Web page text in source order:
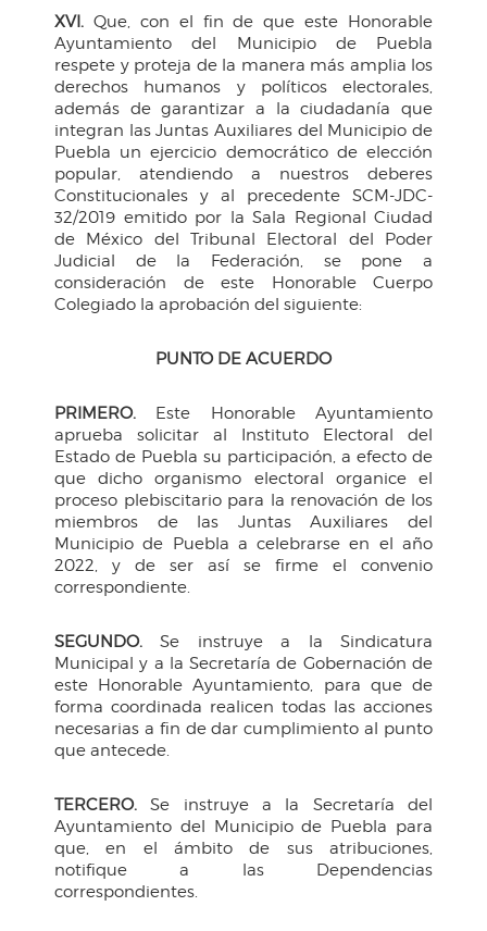
XVI. Que, con el fin de que este Honorable
Ayuntamiento del Municipio de Puebla
respete y proteja de la manera más amplia los
derechos humanos y políticos electorales,
además de garantizar a la ciudadanía que
integran las Juntas Auxiliares del Municipio de
Puebla un ejercicio democrático de elección
popular, atendiendo a nuestros deberes
Constitucionales y al precedente SCM-JDC-
32/2019 emitido por la Sala Regional Ciudad
de México del Tribunal Electoral del Poder
Judicial de la Federación, se pone a
consideración de este Honorable Cuerpo
Colegiado la aprobación del siguiente:
PUNTO DE ACUERDO
PRIMERO. Este Honorable Ayuntamiento
aprueba solicitar al Instituto Electoral del
Estado de Puebla su participación, a efecto de
que dicho organismo electoral organice el
proceso plebiscitario para la renovación de los
miembros de las Juntas Auxiliares del
Municipio de Puebla a celebrarse en el año
2022, y de ser así se firme el convenio
correspondiente.
SEGUNDO. Se instruye a la Sindicatura
Municipal y a la Secretaría de Gobernación de
este Honorable Ayuntamiento, para que de
forma coordinada realicen todas las acciones
necesarias a fin de dar cumplimiento al punto
que antecede.
TERCERO. Se instruye a la Secretaría del
Ayuntamiento del Municipio de Puebla para
que, en el ámbito de sus atribuciones,
notifique a las Dependencias
correspondientes.